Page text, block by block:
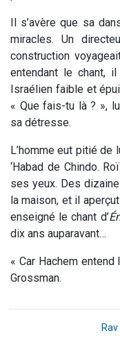
Il s’avère que sa
miracles. Un
construction
entendant le chant,
Israélien faible et
« Que fais-tu là ? »,
sa détresse.
L’homme eut pitié de
‘Habad de Chindo.
ses yeux. Des
la maison, et il
enseigné le chant d’
dix ans auparavant…
« Car Hachem
Grossman.